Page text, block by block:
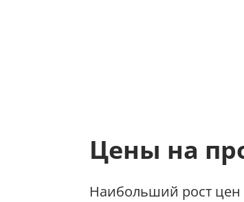
Цены на
Наибольший рост